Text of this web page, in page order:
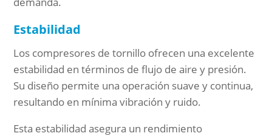
Estabilidad
Los compresores de tornillo ofrecen una excelente
estabilidad en términos de flujo de aire y presión.
Su diseño permite una operación suave y continua,
resultando en mínima vibración y ruido.
Esta estabilidad asegura un rendimiento